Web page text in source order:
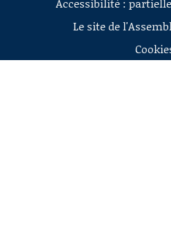
Le site de